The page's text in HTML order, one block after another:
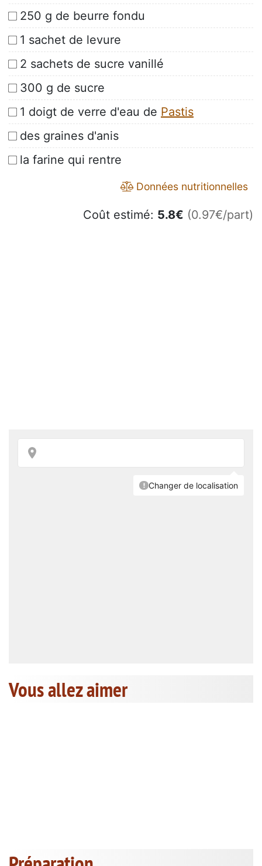
250 g de beurre fondu
1 sachet de levure
2 sachets de sucre vanillé
300 g de sucre
1 doigt de verre d'eau de Pastis
des graines d'anis
la farine qui rentre
Données nutritionnelles
Coût estimé: 5.8€ (0.97€/part)
Vous allez aimer